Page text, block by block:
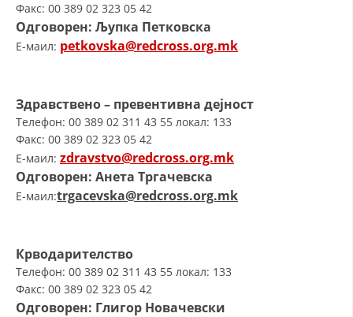
КРВОДАРИТЕЛСТВО
ИНФОРМАЦИИ ЗА БОЛЕСТИ
ДЕЈСТВУВАЊЕ
ПРИРАЧНИЦИ
Факс: 00 389 02 323 05 42
Одговорен: Љупка Петковска
E-маил: petkovska@redcross.org.mk
Здравствено – превентивна дејност
Телефон: 00 389 02 311 43 55 локал: 133
Факс: 00 389 02 323 05 42
E-маил: zdravstvo@redcross.org.mk
Одговорен: Aнета Тргачевска
E-маил:trgacevska@redcross.org.mk
Крводарителство
Телефон: 00 389 02 311 43 55 локал: 133
Факс: 00 389 02 323 05 42
Одговорен: Глигор Новачевски